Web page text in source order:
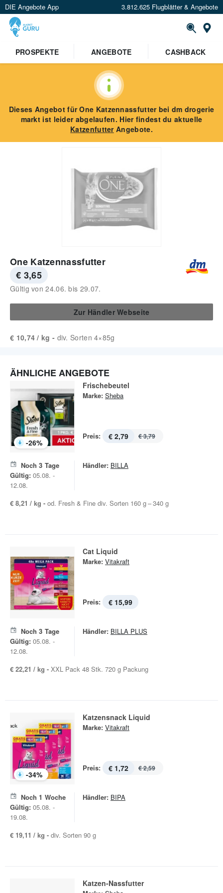
DIE Angebote App 3.812.625 Flugblätter & Angebote
PROSPEKTE
ANGEBOTE CASHBACK
Dieses Angebot fürOne Katzennassfutter bei dm drogerie
markt ist leider abgelaufen. Hier findest du aktuelle
Katzenfutter Angebote.
One Katzennassfutter
€ 3,65
Gültig von24.06. bis 29.07.
Zur Händler Webseite
€ 10,74 / kg - div. Sorten 4×85g
ÄHNLICHE ANGEBOTE
-26%
Frischebeutel
Marke: Sheba
Preis: € 2,79 € 3,79
Noch 3 Tage
Gültig: 05.08. -
12.08.
Händler: BILLA
€ 8,21 / kg - od. Fresh & Fine div. Sorten 160 g – 340 g
Cat Liquid
Marke: Vitakraft
Preis: € 15,99
Noch 3 Tage
Gültig: 05.08. -
12.08.
Händler: BILLA PLUS
€ 22,21 / kg - XXL Pack 48 Stk. 720 g Packung
-34%
Katzensnack Liquid
Marke: Vitakraft
Preis: € 1,72 € 2,59
Noch 1 Woche
Gültig: 05.08. -
19.08.
Händler: BIPA
€ 19,11 / kg - div. Sorten 90 g
Katzen-Nassfutter